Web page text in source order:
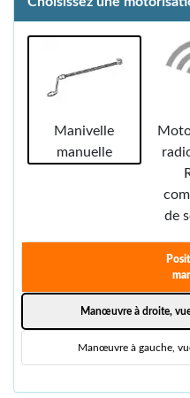
Manivelle
manuelle
de
Manœuvre à droite,
Manœuvre à gauche,